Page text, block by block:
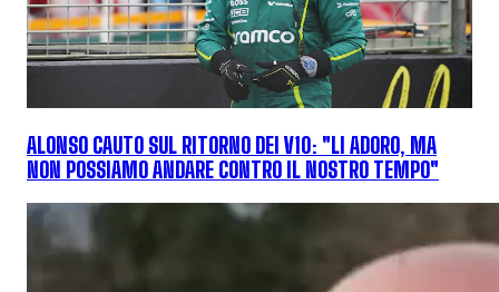
ALONSO CAUTO SUL RITORNO DEI V10: "LI ADORO, MA
NON POSSIAMO ANDARE CONTRO IL NOSTRO TEMPO"